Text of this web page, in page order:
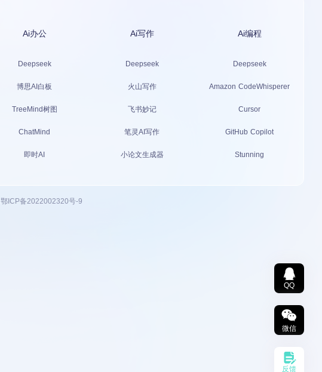
QQ
微信
反馈
Ai办公
Deepseek
博思AI白板
TreeMind树图
ChatMind
即时AI
Ai写作
Deepseek
火山写作
飞书妙记
笔灵AI写作
小论文生成器
Ai编程
Deepseek
Amazon CodeWhisperer
Cursor
GitHub Copilot
Stunning
鄂ICP备2022002320号-9